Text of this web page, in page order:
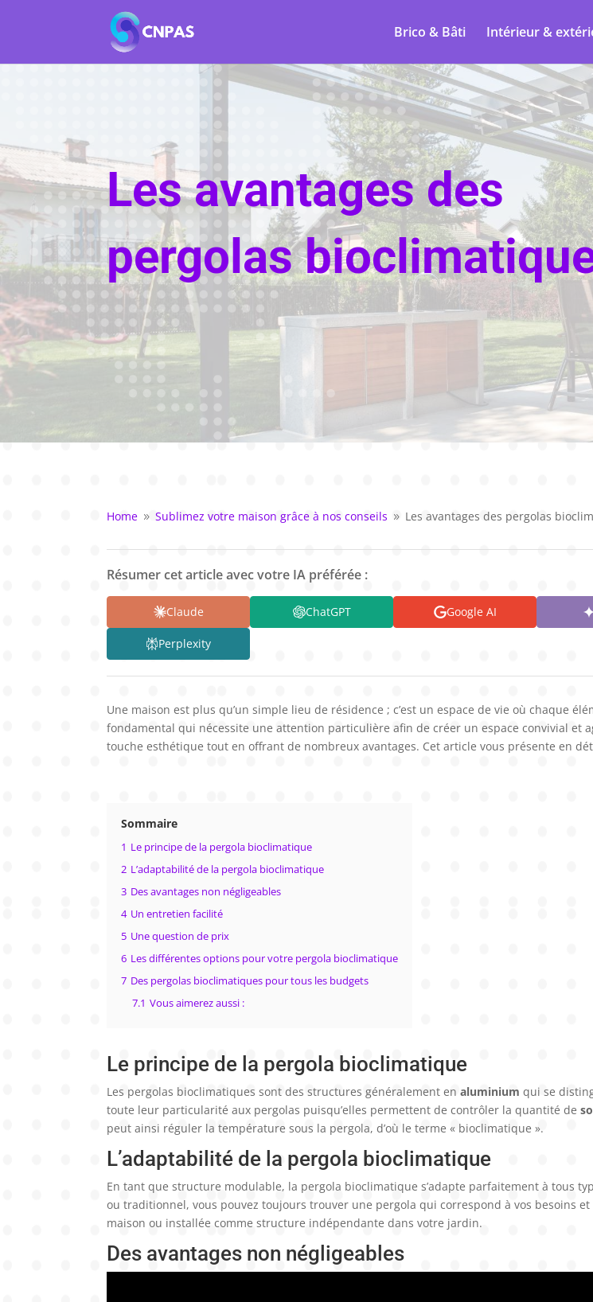
Brico & Bâti Intérieur &
Les avantages des
pergolas
Home 9 Sublimez votre maison grâce à nos conseils 9 Les avantages des pergolas
Résumer cet article avec votre IA préférée :
Claude ChatGPT Google AI
Perplexity
Une maison est plus qu’un simple lieu de résidence ; c’est un espace de vie où chaque
fondamental qui nécessite une attention particulière afin de créer un espace convivial et
touche esthétique tout en offrant de nombreux avantages. Cet article vous présente en
Sommaire
1 Le principe de la pergola bioclimatique
2 L’adaptabilité de la pergola bioclimatique
3 Des avantages non négligeables
4 Un entretien facilité
5 Une question de prix
6 Les différentes options pour votre pergola bioclimatique
7 Des pergolas bioclimatiques pour tous les budgets
7.1 Vous aimerez aussi :
Le principe de la pergola bioclimatique
Les pergolas bioclimatiques sont des structures généralement enaluminium qui se
toute leur particularité aux pergolas puisqu’elles permettent de contrôler la quantité de
peut ainsi réguler la température sous la pergola, d’où le terme « bioclimatique ».
L’adaptabilité de la pergola bioclimatique
En tant que structure modulable, la pergola bioclimatique s’adapte parfaitement à tous
ou traditionnel, vous pouvez toujours trouver une pergola qui correspond à vos besoins
maison ou installée comme structure indépendante dans votre jardin.
Des avantages non négligeables